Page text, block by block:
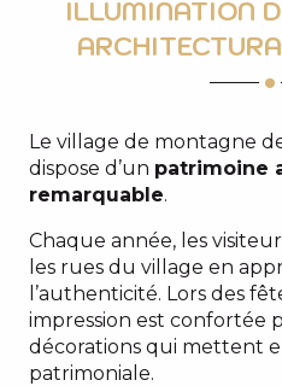
ILLUMINATION
Le village de montagne
dispose d’un patrimoine
remarquable.
Chaque année, les
les rues du village en
l’authenticité. Lors des
impression est confortée
décorations qui mettent
patrimoniale.